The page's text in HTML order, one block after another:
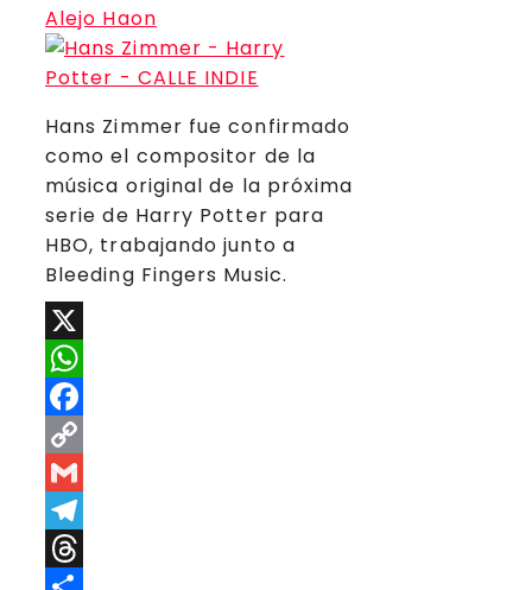
Alejo Haon
Hans Zimmer fue confirmado
como el compositor de la
música original de la próxima
serie de Harry Potter para
HBO, trabajando junto a
Bleeding Fingers Music.
X
WhatsApp
Facebook
Copy
Link
Gmail
Telegram